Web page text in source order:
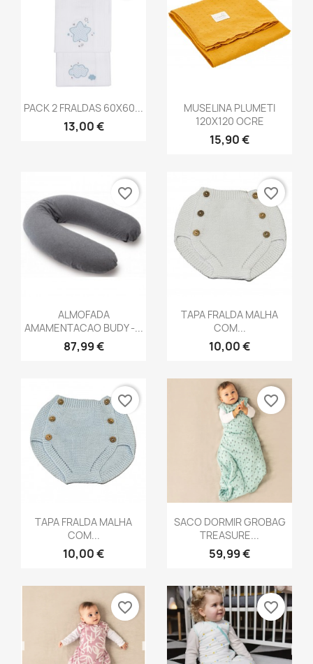
Vista rápida
PACK 2 FRALDAS 60X60...
13,00 €
Vista rápida
MUSELINA PLUMETI
120X120 OCRE
15,90 €
Vista rápida
ALMOFADA
AMAMENTACAO BUDY -...
87,99 €
favorite_border
 Vista rápida
TAPA FRALDA MALHA
COM...
10,00 €
favorite_border
 Vista rápida
TAPA FRALDA MALHA
COM...
10,00 €
favorite_border
Vista rápida
SACO DORMIR GROBAG
TREASURE...
59,99 €
favorite_border
favorite_border favorite_border